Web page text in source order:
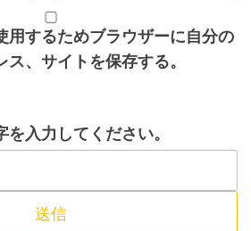
用するためブラウザーに自分の
、サイトを保存する。
入力してください。